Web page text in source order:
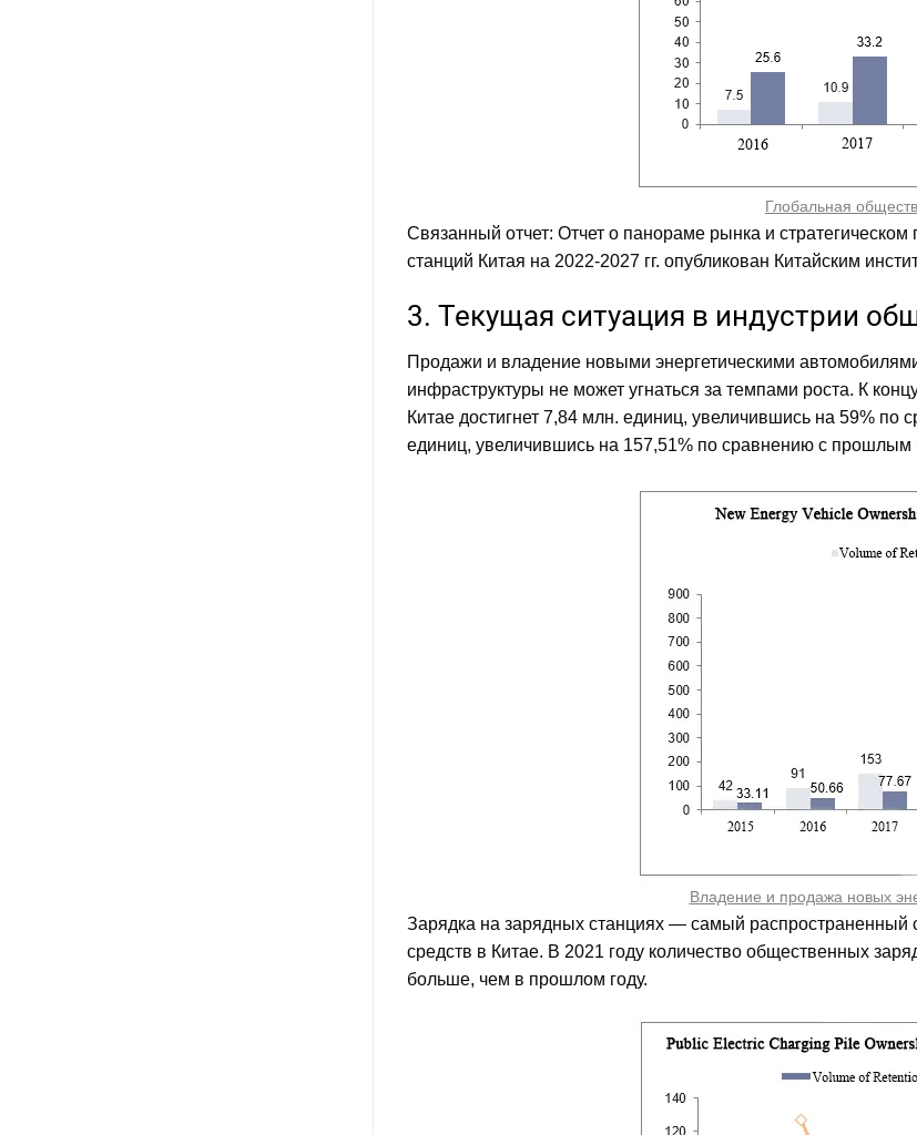
Глобальная
Связанный отчет: Отчет о панораме рынка и
станций Китая на 2022-2027 гг. опубликован Китайским
3. Текущая ситуация в индустрии
Продажи и владение новыми энергетическими
инфраструктуры не может угнаться за темпами роста. К
Китае достигнет 7,84 млн. единиц, увеличившись на 59%
единиц, увеличившись на 157,51% по сравнению с прошлым
Владение и продажа новых
Зарядка на зарядных станциях — самый распространенный
средств в Китае. В 2021 году количество общественных
больше, чем в прошлом году.